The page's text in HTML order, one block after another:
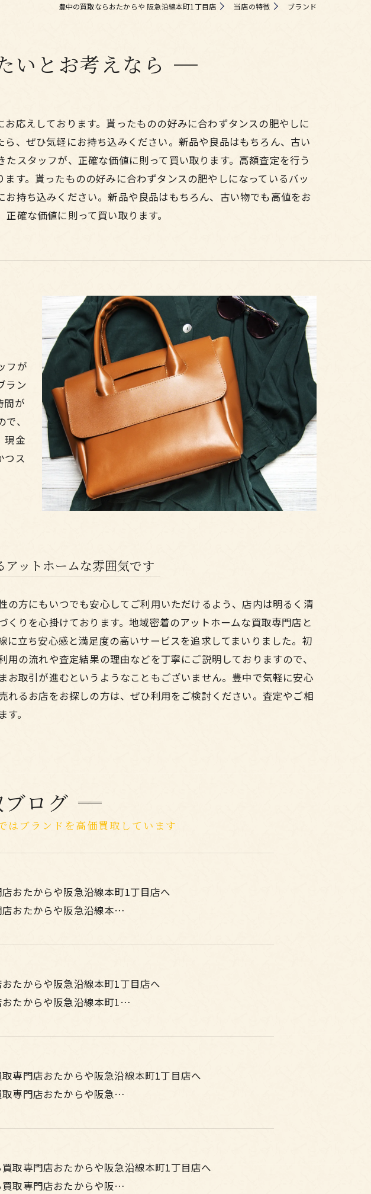
豊中の買取ならおたからや 阪急沿線本町1丁目店 当店の特徴 ブランド
いとお考えなら
応えしております。貰ったものの好みに合わずタンスの肥やしに
、ぜひ気軽にお持ち込みください。新品や良品はもちろん、古い
スタッフが、正確な価値に則って買い取ります。高額査定を行う
す。貰ったものの好みに合わずタンスの肥やしになっているバッ
持ち込みください。新品や良品はもちろん、古い物でも高値をお
確な価値に則って買い取ります。
フが
ラン
間が
、
現金
つス
アットホームな雰囲気です
の方にもいつでも安心してご利用いただけるよう、店内は明るく清
くりを心掛けております。地域密着のアットホームな買取専門店と
に立ち安心感と満足度の高いサービスを追求してまいりました。初
用の流れや査定結果の理由などを丁寧にご説明しておりますので、
お取引が進むというようなこともございません。豊中で気軽に安心
れるお店をお探しの方は、ぜひ利用をご検討ください。査定やご相
。
ログ
はブランドを高価買取しています
おたからや阪急沿線本町1丁目店へ
おたからや阪急沿線本…
たからや阪急沿線本町1丁目店へ
たからや阪急沿線本町1…
専門店おたからや阪急沿線本町1丁目店へ
専門店おたからや阪急…
取専門店おたからや阪急沿線本町1丁目店へ
取専門店おたからや阪…